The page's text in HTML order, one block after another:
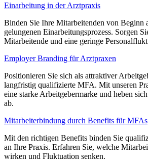
Einarbeitung in der Arztpraxis
Binden Sie Ihre Mitarbeitenden von Beginn
gelungenen Einarbeitungsprozess. Sorgen
Mitarbeitende und eine geringe
Employer Branding für Arztpraxen
Positionieren Sie sich als attraktiver
langfristig qualifizierte MFA. Mit unseren
eine starke Arbeitgebermarke und heben
ab.
Mitarbeiterbindung durch Benefits für MFAs
Mit den richtigen Benefits binden Sie
an Ihre Praxis. Erfahren Sie, welche
wirken und Fluktuation senken.